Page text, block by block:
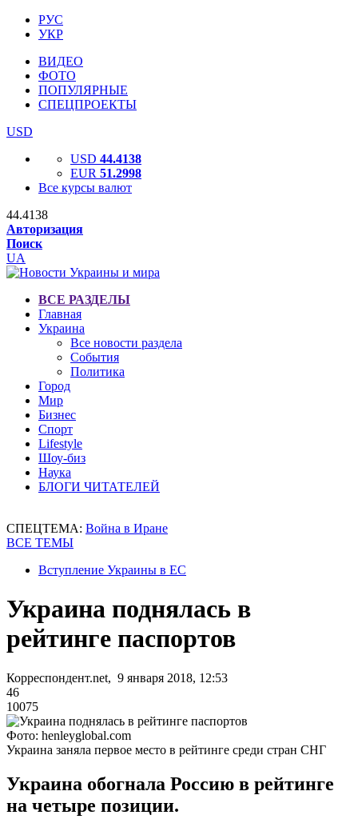
РУС
УКР
ВИДЕО
ФОТО
ПОПУЛЯРНЫЕ
СПЕЦПРОЕКТЫ
USD
USD 44.4138
EUR 51.2998
Все курсы валют
44.4138
Авторизация
Поиск
UA
ВСЕ РАЗДЕЛЫ
Главная
Украина
Все новости раздела
События
Политика
Город
Мир
Бизнес
Спорт
Lifestyle
Шоу-биз
Наука
БЛОГИ ЧИТАТЕЛЕЙ
СПЕЦТЕМА: Война в Иране
ВСЕ ТЕМЫ
Вступление Украины в ЕС
Украина поднялась в
рейтинге паспортов
Корреспондент.net, 9 января 2018, 12:53
46
10075
Фото: henleyglobal.com
Украина заняла первое место в рейтинге среди стран СНГ
Украина обогнала Россию в рейтинге
на четыре позиции.